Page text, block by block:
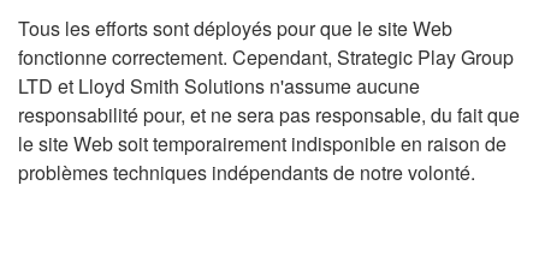
Tous les efforts sont déployés pour que le site Web
fonctionne correctement. Cependant, Strategic Play Group
LTD et Lloyd Smith Solutions n'assume aucune
responsabilité pour, et ne sera pas responsable, du fait que
le site Web soit temporairement indisponible en raison de
problèmes techniques indépendants de notre volonté.